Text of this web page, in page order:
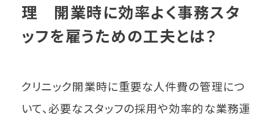
理 開業時に効率よく事務スタ
ッフを雇うための工夫とは？
クリニック開業時に重要な人件費の管理につ
いて、必要なスタッフの採用や効率的な業務運